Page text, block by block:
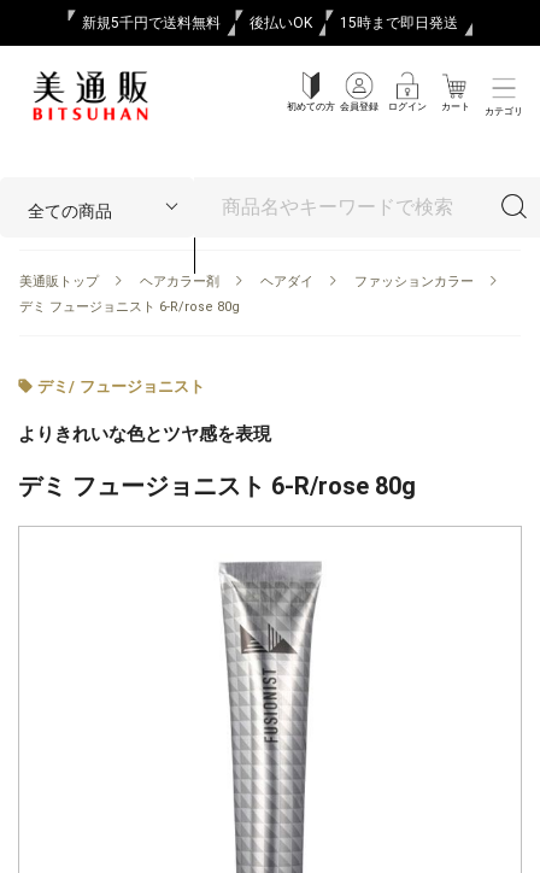
新規5千円で送料無料 後払いOK 15時まで即日発送
初めての方 会員登録 ログイン カート カテゴリ
美通販トップ ヘアカラー剤 ヘアダイ
ファッションカラー
デミ フュージョニスト 6-R/rose 80g
デミ / フュージョニスト
よりきれいな色とツヤ感を表現
デミ フュージョニスト 6-R/rose 80g